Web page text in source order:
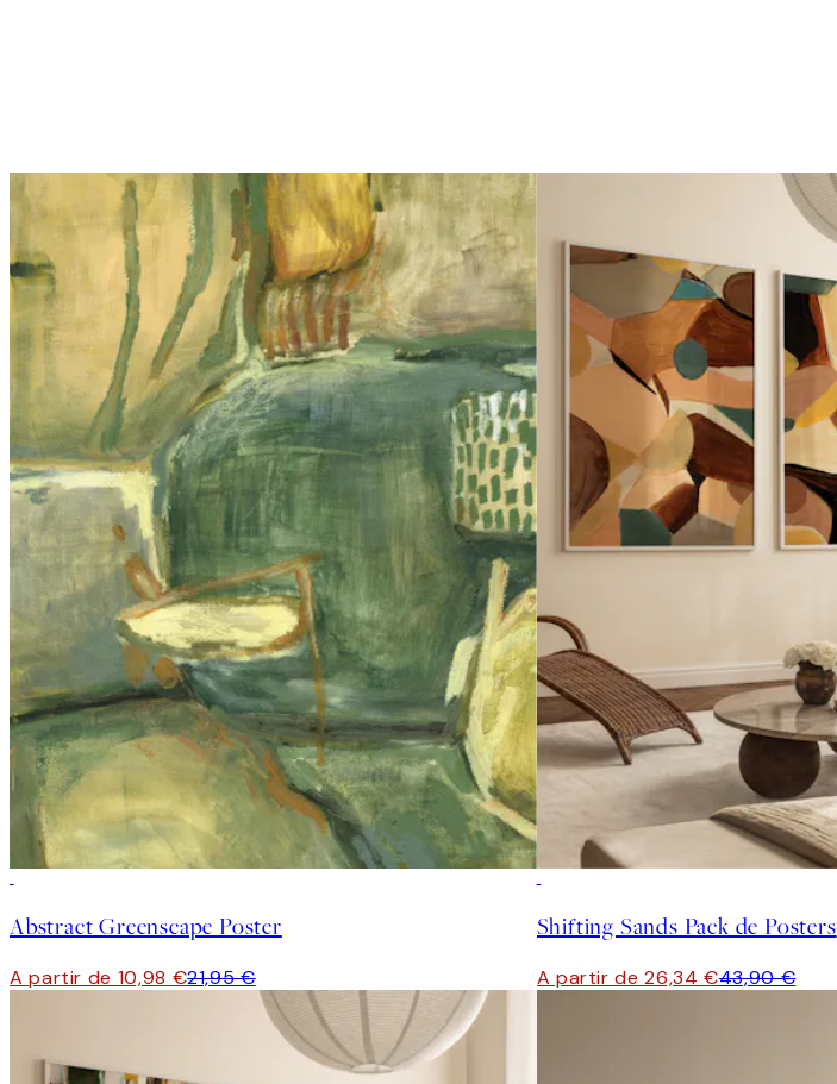
Abstract Greenscape Poster
A partir de 10,98 €21,95 €
Shifting Sands Pack de Posters
A partir de 26,34 €43,90 €